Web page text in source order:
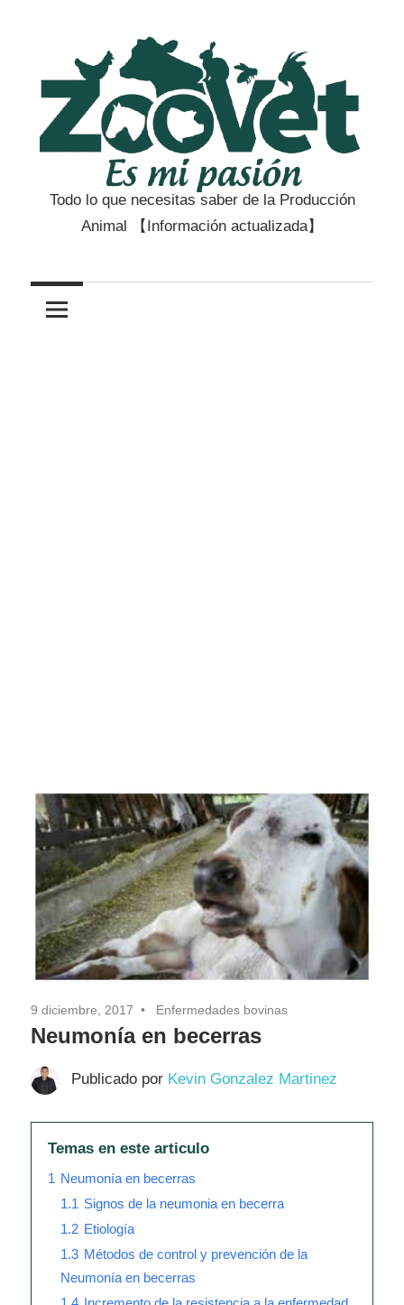
contenido
Zootecnia
Veterinaria
Todo lo que necesitas saber de la Producción
Animal 【Información actualizada】
9 diciembre, 2017 Enfermedades bovinas
Neumonía en becerras
Publicado por Kevin Gonzalez Martinez
Temas en este articulo
1 Neumonía en becerras
1.1 Signos de la neumonia en becerra
1.2 Etiología
1.3 Métodos de control y prevención de la
Neumonía en becerras